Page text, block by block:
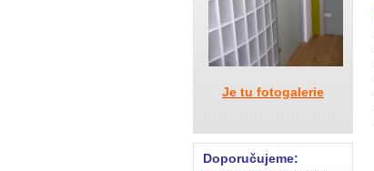
Je tu fotogalerie
Doporučujeme: